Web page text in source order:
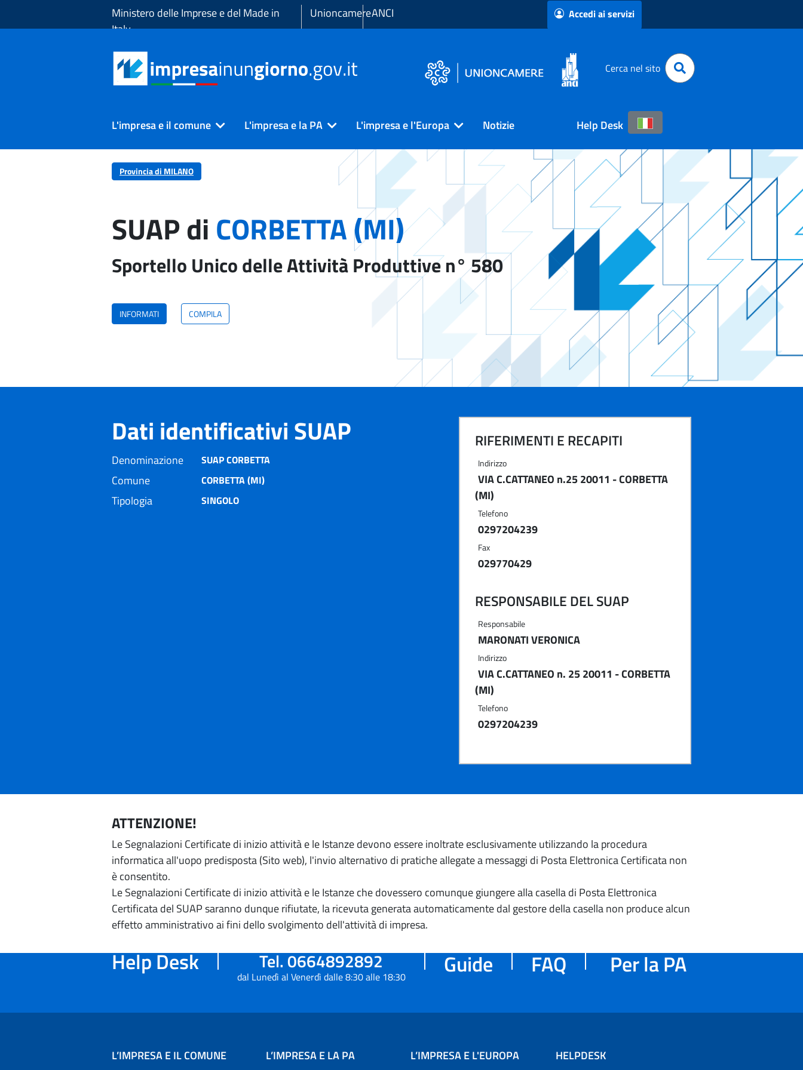
Ministero delle Imprese e del Made in
Italy
UnioncamereANCI Accedi ai servizi
Cerca nel sito
L'impresa e il comune L'impresa e la PA L'impresa e l'Europa Notizie Help Desk
Provincia di MILANO
SUAP di CORBETTA (MI)
Sportello Unico delle Attività Produttive n° 580
INFORMATI COMPILA
Dati identificativi SUAP
Denominazione SUAP CORBETTA
Comune CORBETTA (MI)
Tipologia SINGOLO
RIFERIMENTI E RECAPITI
Indirizzo
VIA C.CATTANEO n.25 20011 - CORBETTA
(MI)
Telefono
0297204239
Fax
029770429
RESPONSABILE DEL SUAP
Responsabile
MARONATI VERONICA
Indirizzo
VIA C.CATTANEO n. 25 20011 - CORBETTA
(MI)
Telefono
0297204239
ATTENZIONE!
Le Segnalazioni Certificate di inizio attività e le Istanze devono essere inoltrate esclusivamente utilizzando la procedura
informatica all'uopo predisposta (Sito web), l'invio alternativo di pratiche allegate a messaggi di Posta Elettronica Certificata non
è consentito.
Le Segnalazioni Certificate di inizio attività e le Istanze che dovessero comunque giungere alla casella di Posta Elettronica
Certificata del SUAP saranno dunque rifiutate, la ricevuta generata automaticamente dal gestore della casella non produce alcun
effetto amministrativo ai fini dello svolgimento dell'attività di impresa.
Help Desk Tel. 0664892892
dal Lunedì al Venerdì dalle 8:30 alle 18:30 Guide FAQ Per la PA
L’IMPRESA E IL COMUNE L’IMPRESA E LA PA L’IMPRESA E L'EUROPA HELPDESK